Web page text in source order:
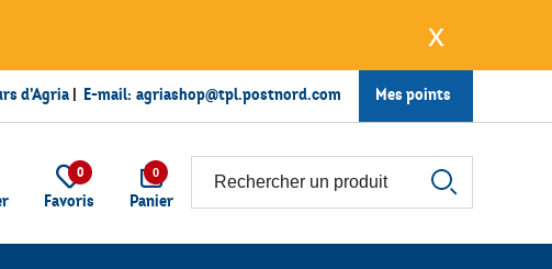
x
Mes points
d’Agria | E-mail: agriashop@tpl.postnord.com
0
Favoris
0
Panier